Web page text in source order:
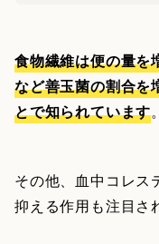
食物繊維は便の量を
など善玉菌の割合を
とで知られています。
その他、血中コレス
抑える作用も注目さ